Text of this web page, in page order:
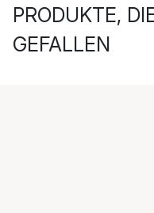
PRODUKTE,
GEFALLEN